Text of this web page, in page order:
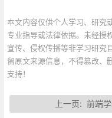
本文内容仅供个人学习、研究
专业指导或法律依据。未经授
宣传、侵权传播等非学习研究
留原文来源信息，不得篡改、
支持！
上一页: 前端